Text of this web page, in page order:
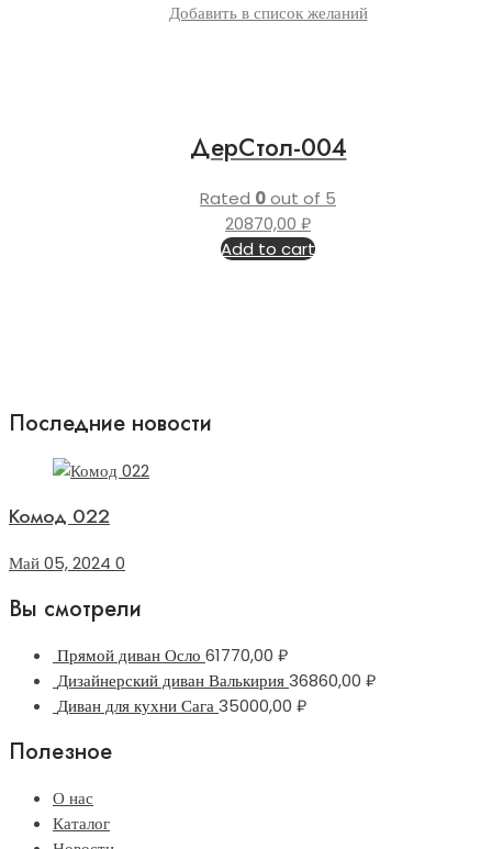
Добавить в список желаний
ДерСтол-004
Rated 0out of 5
20870,00 ₽
Add to cart
Последние новости
Комод 022
Май 05, 2024 0
Вы смотрели
Прямой диван Осло 61770,00 ₽
Дизайнерский диван Валькирия36860,00 ₽
Диван для кухни Сага35000,00 ₽
Полезное
О нас
Каталог